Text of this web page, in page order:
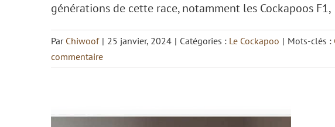
générations de cette race, notamment les Cockapoos F1,
Par Chiwoof | 25 janvier, 2024 | Catégories : Le Cockapoo | Mots-clés :
commentaire
Shih Poo
Le Shih Poo